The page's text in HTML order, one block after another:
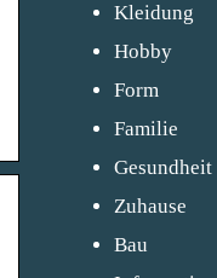
Kleidung
Hobby
Form
Familie
Gesundheit
Zuhause
Bau